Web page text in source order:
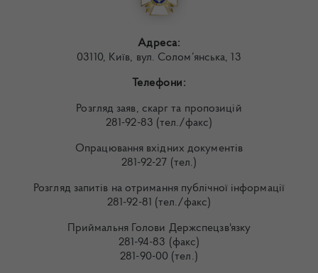
Адреса:
03110, Київ, вул. Солом’янська, 13
Телефони:
Розгляд заяв, скарг та пропозицій
281-92-83 (тел./факс)
Опрацювання вхідних документів
281-92-27 (тел.)
Розгляд запитів на отримання публічної інформації
281-92-81 (тел./факс)
Приймальня Голови Держспецзв'язку
281-94-83 (факс)
281-90-00 (тел.)